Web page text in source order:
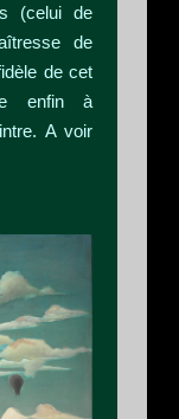
(celui de
de
de cet
enfin à
A voir